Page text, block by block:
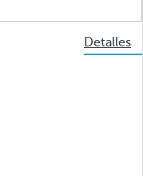
Detalles